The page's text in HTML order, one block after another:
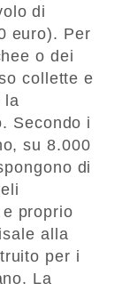
di
euro). Per
o dei
collette e
la
Secondo i
su 8.000
di
proprio
alla
per i
La